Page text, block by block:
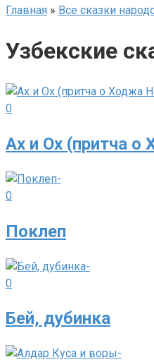
Главная » Все сказки
Узбекские
0
Ах и Ох (притча
0
Поклеп
0
Бей, дубинка